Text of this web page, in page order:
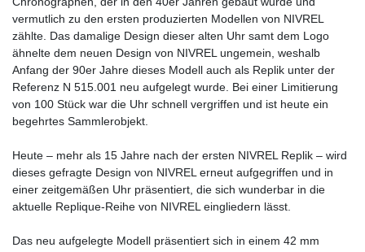
vermutlich zu den ersten produzierten Modellen von NIVREL
zählte. Das damalige Design dieser alten Uhr samt dem Logo
ähnelte dem neuen Design von NIVREL ungemein, weshalb
Anfang der 90er Jahre dieses Modell auch als Replik unter der
Referenz N 515.001 neu aufgelegt wurde. Bei einer Limitierung
von 100 Stück war die Uhr schnell vergriffen und ist heute ein
begehrtes Sammlerobjekt.
Heute – mehr als 15 Jahre nach der ersten NIVREL Replik – wird
dieses gefragte Design von NIVREL erneut aufgegriffen und in
einer zeitgemäßen Uhr präsentiert, die sich wunderbar in die
aktuelle Replique-Reihe von NIVREL eingliedern lässt.
Das neu aufgelegte Modell präsentiert sich in einem 42 mm